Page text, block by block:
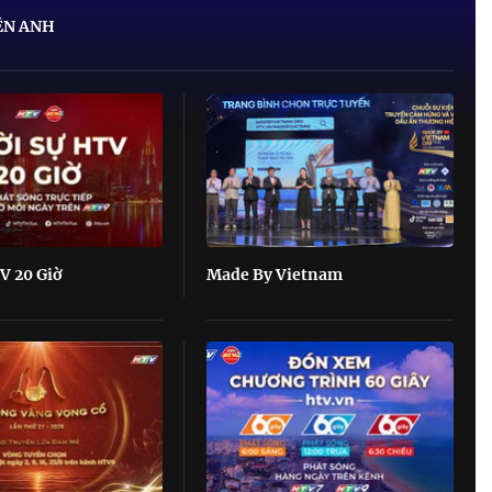
tim
của
ANH
20 Giờ Made By Vietnam